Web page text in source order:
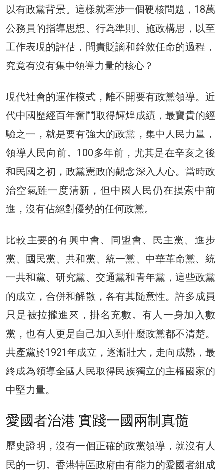
以有政黨背景。這樣就牽涉一個硬核問題，18萬
公務員的指導思想、行為準則、施政構思，以至
工作表現的評估，問責貶謫和銓敘任命的過程，
究竟有沒有集中領導力量的核心？
現代社會的運作模式，離不開要有政黨領導。近
代中國歷經百年奮鬥取得輝煌成績，最寶貴的經
驗之一，就是要有強大的政黨，集中人民力量，
領導人民向前。100多年前，尤其是在辛亥之後
和民國之初，政黨憲政的觀念深入人心。當時政
治空氣雖一度清新，但中國人民仍在摸索中前
進，沒有佔絕對優勢的任何政黨。
比較主要的有興中會、同盟會、民主黨、進步
黨、國民黨、共和黨、統一黨、中華革命黨、統
一共和黨、研究黨、交通黨和青年黨，這些政黨
的成立，合併和解散，各有其隨意性。許多成員
只是被拉攏進來，掛名充數。有人一身加入數
黨，也有人更是自己加入到什麼政黨都不清楚。
共產黨於1921年成立，逐漸壯大，走向成熟，最
終成為領導全國人民取得民族獨立的主權國家的
中堅力量。
愛國者治港 實踐一國兩制真髓
歷史證明，沒有一個正確的政黨領導，就沒有人
民的一切。香港特區政府由有能力的愛國者組成